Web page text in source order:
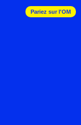
Pariez sur l'OM